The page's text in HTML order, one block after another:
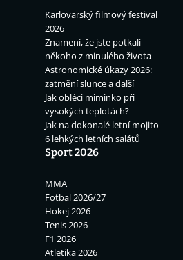
Karlovarský filmový festival
2026
Znamení, že jste potkali
někoho z minulého života
Astronomické úkazy 2026:
zatmění slunce a další
Jak obléci miminko při
vysokých teplotách?
Jak na dokonalé letní mojito
6 lehkých letních salátů
Sport 2026
MMA
Fotbal 2026/27
Hokej 2026
Tenis 2026
F1 2026
Atletika 2026